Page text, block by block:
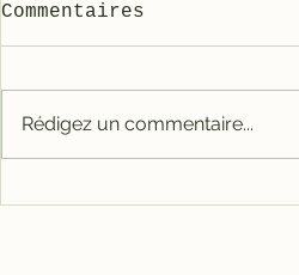
Commentaires
Rédigez un commentaire...